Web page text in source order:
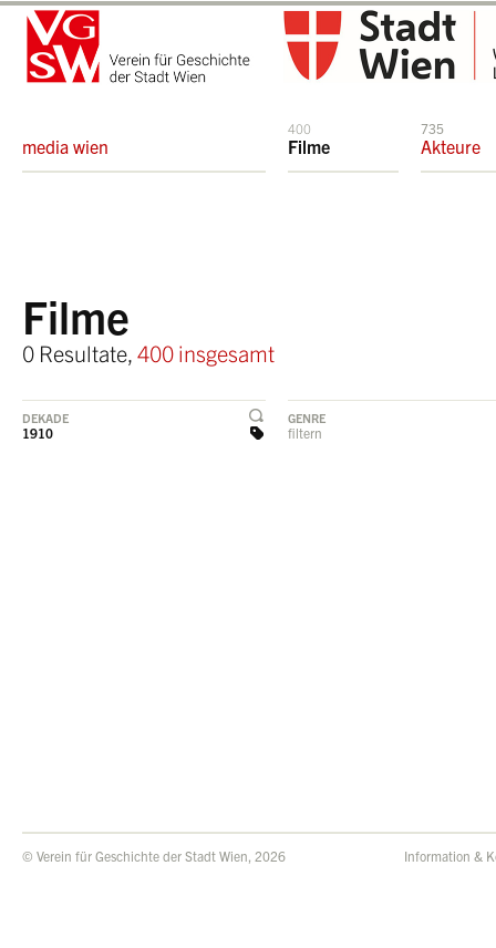
media wien
400
Filme
735
Akteure
Filme
0 Resultate, 400 insgesamt
DEKADE
1910
GENRE
filtern
© Verein für Geschichte der Stadt Wien, 2026 Information &